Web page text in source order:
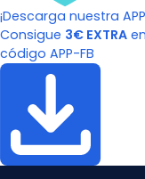
¡Descarga nuestra
Consigue 3€ EXTRA
código APP-FB